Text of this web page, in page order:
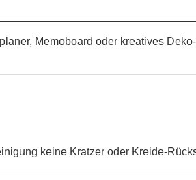
Memoboard oder kreatives
keine Kratzer oder Kreide-